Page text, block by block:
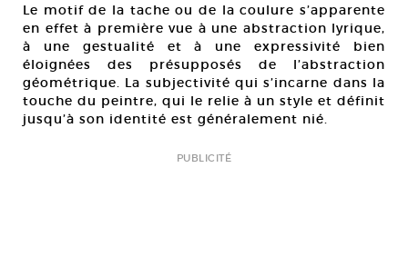
Le motif de la tache ou de la coulure s’apparente
en effet à première vue à une abstraction lyrique,
à une gestualité et à une expressivité bien
éloignées des présupposés de l’abstraction
géométrique. La subjectivité qui s’incarne dans la
touche du peintre, qui le relie à un style et définit
jusqu’à son identité est généralement nié.
PUBLICITÉ